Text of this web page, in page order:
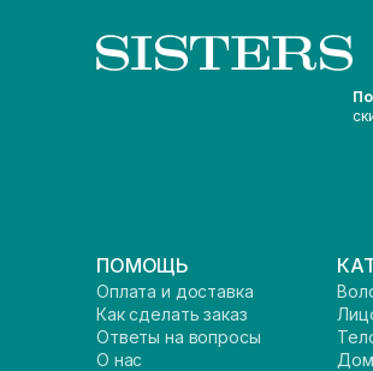
ПОМОЩЬ
Оплата и доставка
Как сделать заказ
Ответы на вопросы
О нас
Дом